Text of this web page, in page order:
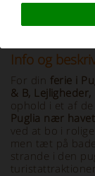
Info og
For din ferie i
& B,
ophold i et af de
Puglia nær havet
ved at bo i
men tæt på
strande i den